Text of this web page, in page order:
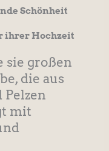
Schönheit
ihrer Hochzeit
sie großen
die aus
mit